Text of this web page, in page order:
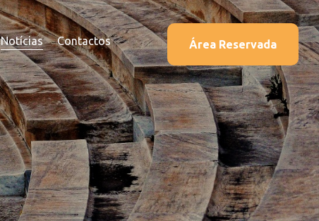
Notícias Contactos Área Reservada